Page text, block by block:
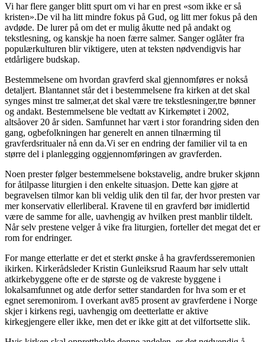
Vi har flere ganger blitt spurt om vi har en prest «som ikke er så
kristen».De vil ha litt mindre fokus på Gud, og litt mer fokus på den
avdøde. De lurer på om det er mulig åkutte ned på andakt og
tekstlesning, og kanskje ha noen færre salmer. Sanger oglåter fra
populærkulturen blir viktigere, uten at teksten nødvendigvis har
etdårligere budskap.
Bestemmelsene om hvordan gravferd skal gjennomføres er nokså
detaljert. Blantannet står det i bestemmelsene fra kirken at det skal
synges minst tre salmer,at det skal være tre tekstlesninger,tre bønner
og andakt. Bestemmelsene ble vedtatt av Kirkemøtet i 2002,
altsåover 20 år siden. Samfunnet har vært i stor forandring siden den
gang, ogbefolkningen har generelt en annen tilnærming til
gravferdsritualer nå enn da.Vi ser en endring der familier vil ta en
større del i planlegging oggjennomføringen av gravferden.
Noen prester følger bestemmelsene bokstavelig, andre bruker skjønn
for åtilpasse liturgien i den enkelte situasjon. Dette kan gjøre at
begravelsen tilmor kan bli veldig ulik den til far, der hvor presten var
mer konservativ ellerliberal. Kravene til en gravferd bør imidlertid
være de samme for alle, uavhengig av hvilken prest manblir tildelt.
Når selv prestene velger å vike fra liturgien, forteller det megat det er
rom for endringer.
For mange etterlatte er det et sterkt ønske å ha gravferdsseremonien
ikirken. Kirkerådsleder Kristin Gunleiksrud Raaum har selv uttalt
atkirkebyggene ofte er de største og de vakreste byggene i
lokalsamfunnet og atde derfor setter standarden for hva som er et
egnet seremonirom. I overkant av85 prosent av gravferdene i Norge
skjer i kirkens regi, uavhengig om deetterlatte er aktive
kirkegjengere eller ikke, men det er ikke gitt at det vilfortsette slik.